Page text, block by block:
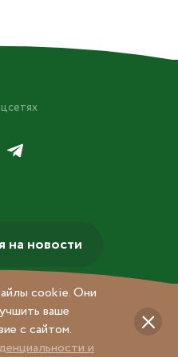
cookie. Они
ваше
с сайтом.
и
на новости